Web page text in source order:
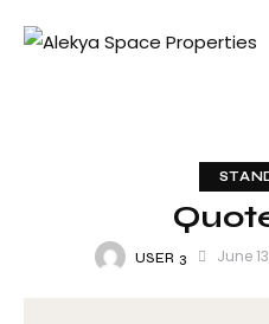
USER 3 June